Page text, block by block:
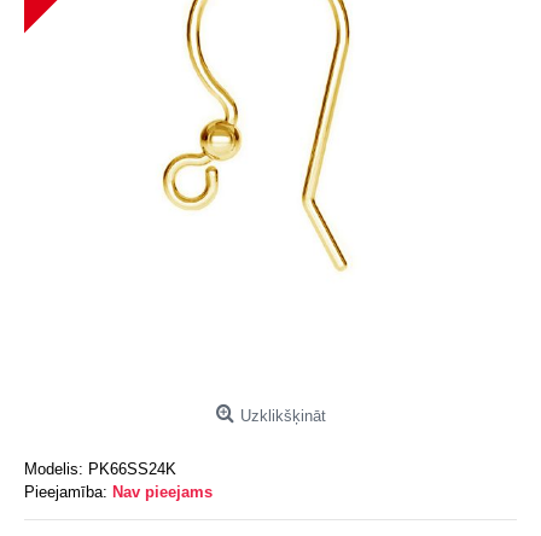
Uzklikšķināt
Modelis: PK66SS24K
Pieejamība: Nav pieejams